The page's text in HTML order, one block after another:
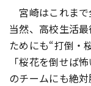
宮崎はこれまで
当然、高校生活
ためにも“打倒・
「桜花を倒せば
のチームにも絶